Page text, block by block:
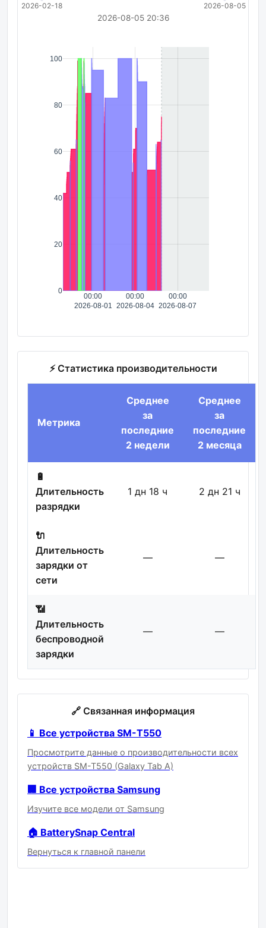
2026-02-18 2026-08-05
2026-08-05 20:36
00:00
2026-08-01
00:00
2026-08-04
00:00
2026-08-07
0
20
40
60
80
100
⚡ Статистика производительности
Метрика
Среднее
за
последние
2 недели
Среднее
за
последние
2 месяца
🔋
Длительность
разрядки
1 дн 18 ч 2 дн 21 ч
🔌
Длительность
зарядки от
сети
— —
📶
Длительность
беспроводной
зарядки
— —
🔗 Связанная информация
📱 Все устройства SM-T550
Просмотрите данные о производительности всех
устройств SM-T550 (Galaxy Tab A)
🏢 Все устройства Samsung
Изучите все модели от Samsung
🏠 BatterySnap Central
Вернуться к главной панели